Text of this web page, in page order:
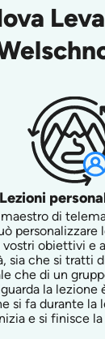
Lezioni
di
personalizzare
vostri obiettivi e
sia che si tratti
che di un
la lezione
si fa durante la
e si finisce